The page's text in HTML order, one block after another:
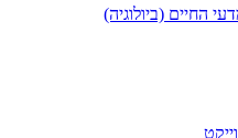
החיים (ביולוגיה)